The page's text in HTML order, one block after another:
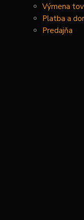
Výmena
Platba a
Predajňa